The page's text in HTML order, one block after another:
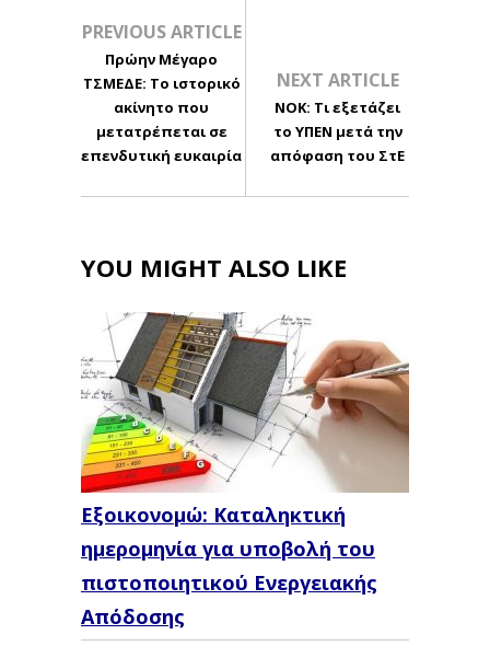
PREVIOUS ARTICLE
Πρώην Μέγαρο
ΤΣΜΕΔΕ: Το ιστορικό
ακίνητο που
μετατρέπεται σε
επενδυτική ευκαιρία
NEXT ARTICLE
ΝΟΚ: Τι εξετάζει
το ΥΠΕΝ μετά την
απόφαση του ΣτΕ
YOU MIGHT ALSO LIKE
Εξοικονομώ: Καταληκτική
ημερομηνία για υποβολή του
πιστοποιητικού Ενεργειακής
Απόδοσης